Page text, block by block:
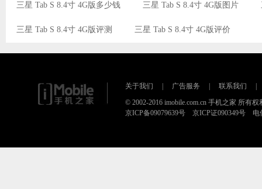
三星 Tab S 8.4寸 4G版多少钱 三星 Tab S 8.4寸 4G版图片
三星 Tab S 8.4寸 4G版评测 三星 Tab S 8.4寸 4G版评价
关于我们 广告服务 联系我们
© 2002-2016 imobile.com.cn 手机之家 所有权
京ICP备09079639号 京ICP证090349号 电